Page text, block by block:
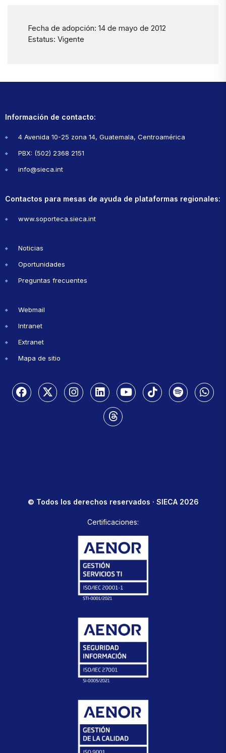
Fecha de adopción: 14 de mayo de 2012
Estatus: Vigente
Información de contacto:
4 Avenida 10-25 zona 14, Guatemala, Centroamérica
PBX: (502) 2368 2151
info@sieca.int
Contactos para mesas de ayuda de plataformas regionales:
www.soporteca.sieca.int
Noticias
Oportunidades
Preguntas frecuentes
Webmail
Intranet
Extranet
Mapa de sitio
© Todos los derechos reservados · SIECA 2026
Certificaciones: